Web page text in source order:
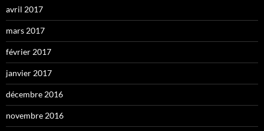
avril 2017
mars 2017
février 2017
janvier 2017
décembre 2016
novembre 2016